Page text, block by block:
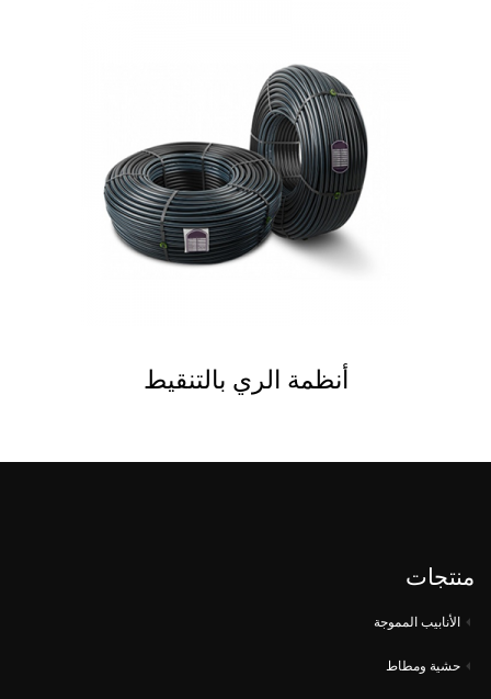
أنظمة الري بالتنقيط
منتجات
الأنابيب المموجة
حشية ومطاط